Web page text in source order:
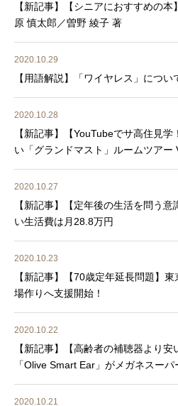
【新記事】【シニアにおすすめの
原 慎太郎／曽野 綾子 著
2020.10.29
【用語解説】「ワイヤレス」につい
2020.10.28
【新記事】【YouTubeでサ高住見
い「グランドマスト」ルームツアー
2020.10.27
【新記事】【定年後の生活を問う
い生活費は月28.8万円
2020.10.23
【新記事】【70歳定年延長問題】
場作りへ支援開始！
2020.10.22
【新記事】【高齢者の補聴器より
「Olive Smart Ear」がメガネスー
2020.10.21